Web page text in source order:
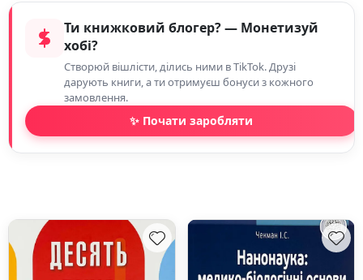
Ти книжковий блогер? — Монетизуй
хобі?
Створюй вішлісти, ділись ними в TikTok. Друзі
дарують книги, а ти отримуєш бонуси з кожного
замовлення.
✨ Почати заробляти